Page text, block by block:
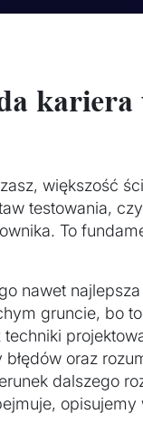
kariera
większość
testowania,
To
nawet
gruncie, bo
oraz
dalszego